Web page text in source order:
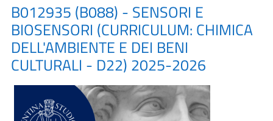
B012935 (B088) - SENSORI E
BIOSENSORI (CURRICULUM: CHIMICA
DELL'AMBIENTE E DEI BENI
CULTURALI - D22) 2025-2026